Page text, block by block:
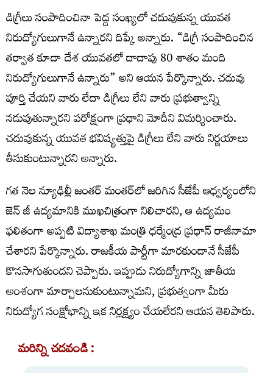
డిగ్రీలు సంపాదించినా పెద్ద సంఖ్యలో చదువుకున్న యువత
నిరుద్యోగులుగానే ఉన్నారని దిప్కే అన్నారు. “డిగ్రీ సంపాదించిన
తర్వాత కూడా దేశ యువతలో దాదాపు 80 శాతం మంది
నిరుద్యోగులుగానే ఉన్నారు” అని ఆయన పేర్కొన్నారు. చదువు
పూర్తి చేయని వారు లేదా డిగ్రీలు లేని వారు ప్రభుత్వాన్ని
నడుపుతున్నారని పరోక్షంగా ప్రధాని మోదీని విమర్శించారు.
చదువుకున్న యువత భవిష్యత్తుపై డిగ్రీలు లేని వారు నిర్ణయాలు
తీసుకుంటున్నారని అన్నారు.
గత నెల న్యూఢిల్లీ జంతర్ మంతర్‌లో జరిగిన సీజేపీ ఆధ్వర్యంలోని
జెన్ జీ ఉద్యమానికి ముఖచిత్రంగా నిలిచారని, ఆ ఉద్యమం
ఫలితంగా అప్పటి విద్యాశాఖ మంత్రి ధర్మేంద్ర ప్రధాన్ రాజీనామా
చేశారని పేర్కొన్నారు. రాజకీయ పార్టీగా మారకుండానే సీజేపీ
కొనసాగుతుందని చెప్పారు. ఇప్పుడు నిరుద్యోగాన్ని జాతీయ
అంశంగా మార్చాలనుకుంటున్నామని, ప్రభుత్వంగా మీరు
నిరుద్యోగ సంక్షోభాన్ని ఇక నిర్లక్ష్యం చేయలేరని ఆయన తెలిపారు.
మరిన్ని చదవండి :